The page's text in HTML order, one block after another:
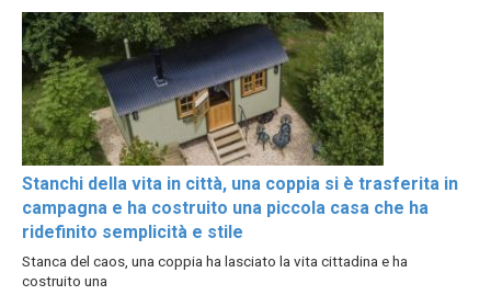
Stanchi della vita in città, una coppia si è trasferita in
campagna e ha costruito una piccola casa che ha
ridefinito semplicità e stile
Stanca del caos, una coppia ha lasciato la vita cittadina e ha
costruito una